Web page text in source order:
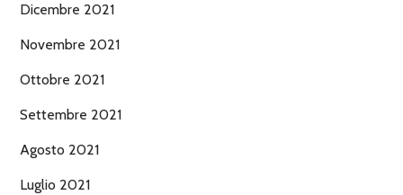
Dicembre 2021
Novembre 2021
Ottobre 2021
Settembre 2021
Agosto 2021
Luglio 2021